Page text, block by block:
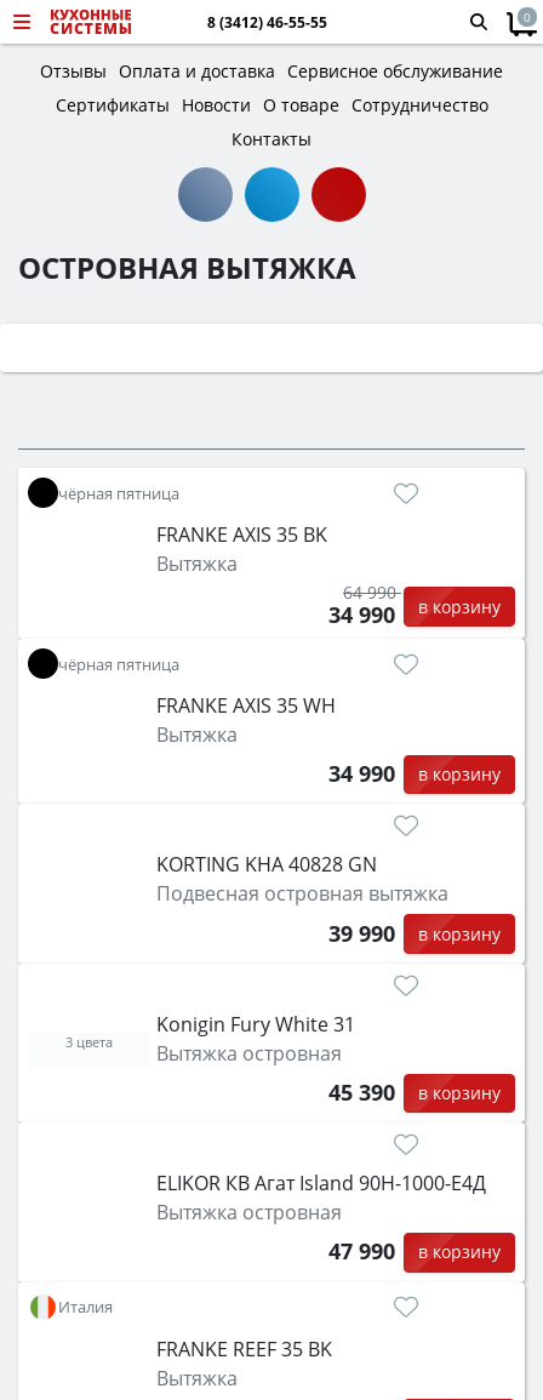
8 (3412) 46-55-55 0
Отзывы Оплата и доставка Сервисное обслуживание
Сертификаты
Новости О товаре Сотрудничество
Контакты
ОСТРОВНАЯ ВЫТЯЖКА
чёрная пятница
FRANKE AXIS 35 BK
Вытяжка
64 990
34 990 в корзину
чёрная пятница
FRANKE AXIS 35 WH
Вытяжка
34 990 в корзину
KORTING KHA 40828 GN
Подвесная островная вытяжка
39 990 в корзину
Konigin Fury White 31
Вытяжка островная
45 390 в корзину
3 цвета
ELIKOR КВ Агат Island 90Н-1000-Е4Д
Вытяжка островная
47 990 в корзину
Италия
FRANKE REEF 35 BK
Вытяжка